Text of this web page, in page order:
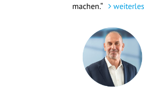
machen.“